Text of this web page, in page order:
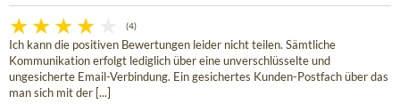
(4)
Ich kann die positiven Bewertungen leider nicht teilen. Sämtliche
Kommunikation erfolgt lediglich über eine unverschlüsselte und
ungesicherte Email-Verbindung. Ein gesichertes Kunden-Postfach über das
man sich mit der [...]